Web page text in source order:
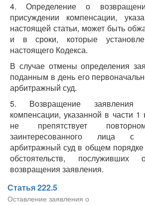
4. Определение о
присуждении компенсации,
настоящей статьи, может быть
и в сроки, которые
настоящего Кодекса.
В случае отмены определения
поданным в день его
арбитражный суд.
5. Возвращение заявления
компенсации, указанной в части 1
не препятствует
заинтересованного лица
арбитражный суд в общем порядке
обстоятельств, послуживших
возвращения заявления.
Статья 222.5
Оставление заявления о